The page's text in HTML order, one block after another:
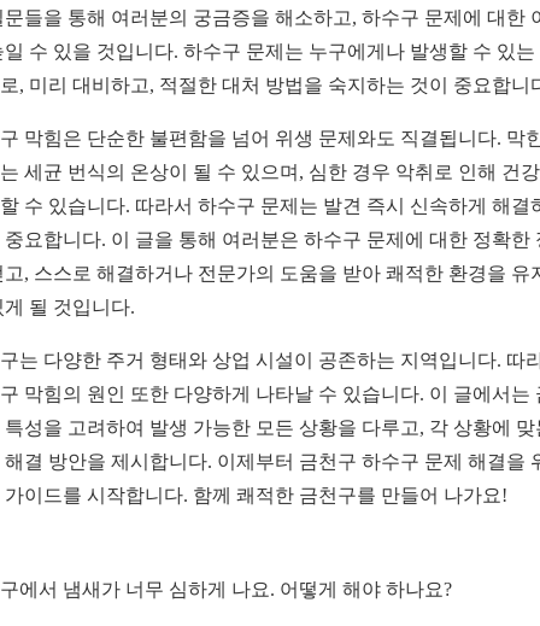
문들을 통해 여러분의 궁금증을 해소하고, 하수구 문제에 대한
일 수 있을 것입니다. 하수구 문제는 누구에게나 발생할 수 있는
, 미리 대비하고, 적절한 대처 방법을 숙지하는 것이 중요합니
막힘은 단순한 불편함을 넘어 위생 문제와도 직결됩니다. 막
세균 번식의 온상이 될 수 있으며, 심한 경우 악취로 인해 건
수 있습니다. 따라서 하수구 문제는 발견 즉시 신속하게 해결
중요합니다. 이 글을 통해 여러분은 하수구 문제에 대한 정확한
고, 스스로 해결하거나 전문가의 도움을 받아 쾌적한 환경을 유
게 될 것입니다.
는 다양한 주거 형태와 상업 시설이 공존하는 지역입니다. 따
막힘의 원인 또한 다양하게 나타날 수 있습니다. 이 글에서는
특성을 고려하여 발생 가능한 모든 상황을 다루고, 각 상황에 맞
해결 방안을 제시합니다. 이제부터 금천구 하수구 문제 해결을
가이드를 시작합니다. 함께 쾌적한 금천구를 만들어 나가요!
에서 냄새가 너무 심하게 나요. 어떻게 해야 하나요?